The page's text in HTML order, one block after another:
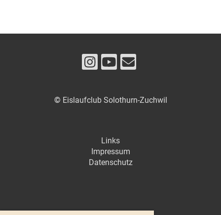
© Eislaufclub Solothurn-Zuchwil
Links
Impressum
Datenschutz